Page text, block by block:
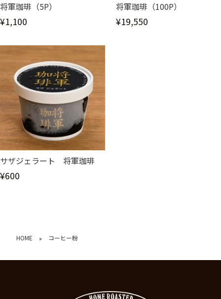
将軍珈琲（5P）
¥1,100
将軍珈琲（100P）
¥19,550
サザジェラート 将軍珈琲
¥600
HOME » コーヒー粉